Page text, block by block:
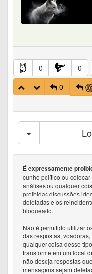
0
0
0
É expressamente
cunho político ou colocar
análises ou qualquer
proibidas discussões
deletadas e os
bloqueado.
Não é permitido utilizar
das respostas,
qualquer coisa desse
transforme em um local
não deseja respostas
mensagens sejam